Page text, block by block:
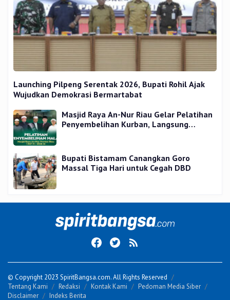
Launching Pilpeng Serentak 2026, Bupati Rohil Ajak
Wujudkan Demokrasi Bermartabat
Masjid Raya An-Nur Riau Gelar Pelatihan
Penyembelihan Kurban, Langsung
Bupati Bistamam Canangkan Goro
Massal Tiga Hari untuk Cegah DBD
© Copyright 2023 SpiritBangsa.com. All Rights Reserved
Tentang Kami
Redaksi Kontak Kami
Pedoman Media Siber
Disclaimer
Indeks Berita